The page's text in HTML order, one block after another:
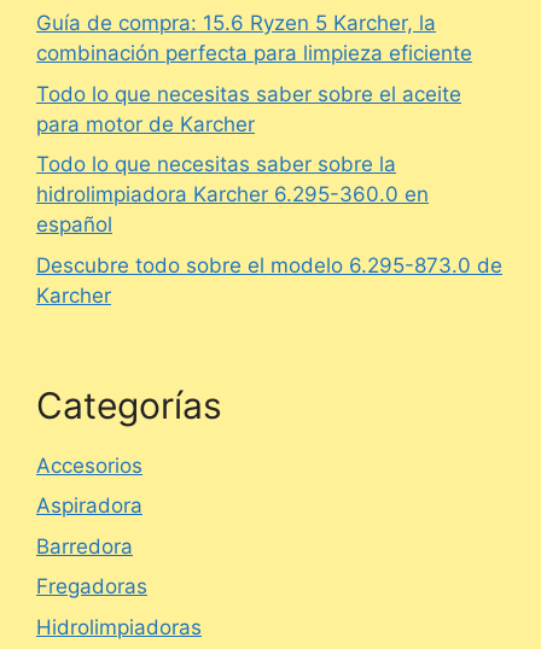
Guía de compra: 15.6 Ryzen 5 Karcher, la
combinación perfecta para limpieza eficiente
Todo lo que necesitas saber sobre el aceite
para motor de Karcher
Todo lo que necesitas saber sobre la
hidrolimpiadora Karcher 6.295-360.0 en
español
Descubre todo sobre el modelo 6.295-873.0 de
Karcher
Categorías
Accesorios
Aspiradora
Barredora
Fregadoras
Hidrolimpiadoras